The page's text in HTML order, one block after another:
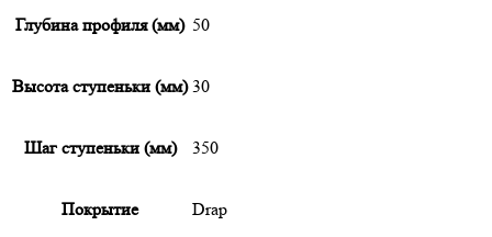
Глубина профиля (мм) 50
Высота ступеньки (мм) 30
Шаг ступеньки (мм) 350
Покрытие Drap